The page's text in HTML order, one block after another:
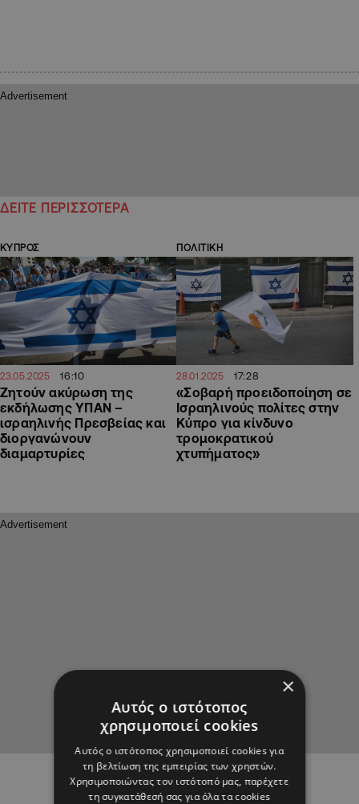
ΔΕΙΤΕ ΠΕΡΙΣΣΟΤΕΡΑ
ΚΥΠΡΟΣ
23.05.2025 16:10
Ζητούν ακύρωση της
εκδήλωσης ΥΠΑΝ –
ισραηλινής Πρεσβείας και
διοργανώνουν
διαμαρτυρίες
ΠΟΛΙΤΙΚΗ
28.01.2025 17:28
«Σοβαρή προειδοποίηση σε
Ισραηλινούς πολίτες στην
Κύπρο για κίνδυνο
τρομοκρατικού
χτυπήματος»
×
Αυτός ο ιστότοπος
χρησιμοποιεί cookies
Αυτός ο ιστότοπος χρησιμοποιεί cookies για
τη βελτίωση της εμπειρίας των χρηστών.
Χρησιμοποιώντας τον ιστότοπό μας, παρέχετε
τη συγκατάθεσή σας για όλα τα cookies